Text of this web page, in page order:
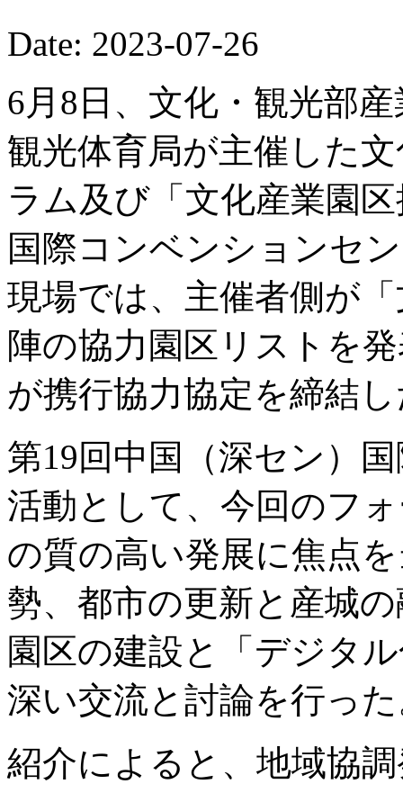
Date: 2023-07-26
6月8日、文化・観光部
観光体育局が主催した
ラム及び「文化産業園
国際コンベンションセ
現場では、主催者側が
陣の協力園区リストを
が携行協力協定を締結
第19回中国（深セン）
活動として、今回のフ
の質の高い発展に焦点
勢、都市の更新と産城
園区の建設と「デジタ
深い交流と討論を行っ
紹介によると、地域協